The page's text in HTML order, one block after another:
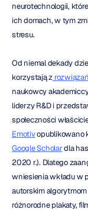
neurotechnologii,
ich domach, w tym
stresu.
Od niemal dekady
korzystają z
naukowcy
liderzy R&D i
społeczności
Emotiv
Google Scholar dla
2020 r.). Dlatego
wniesienia wkładu w
autorskim
różnorodne plakaty,